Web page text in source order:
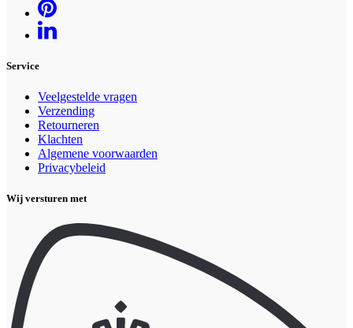
Service
Veelgestelde vragen
Verzending
Retourneren
Klachten
Algemene voorwaarden
Privacybeleid
Wij versturen met